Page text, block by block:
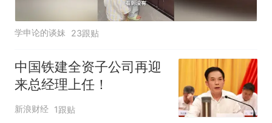
学申论的谈妹 23跟贴
中国铁建全资子公司再迎
来总经理上任！
新浪财经 1跟贴